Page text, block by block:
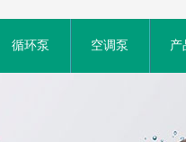
循环泵 空调泵 产